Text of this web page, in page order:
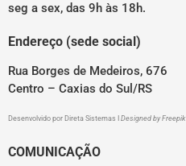
seg a sex, das 9h às 18h.
Endereço (sede social)
Rua Borges de Medeiros, 676
Centro – Caxias do Sul/RS
Desenvolvido por Direta Sistemas Designed by Freepik
COMUNICAÇÃO